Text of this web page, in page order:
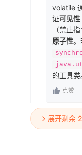
volatile
证可见性
（禁止
原子性。
的工具类
点赞
展开剩余